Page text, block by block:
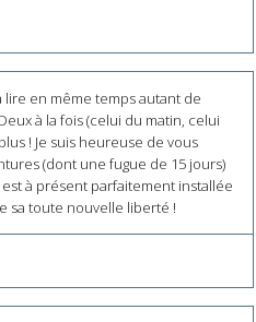
en même temps autant de
à la fois (celui du matin, celui
! Je suis heureuse de vous
(dont une fugue de 15 jours)
à présent parfaitement installée
sa toute nouvelle liberté !